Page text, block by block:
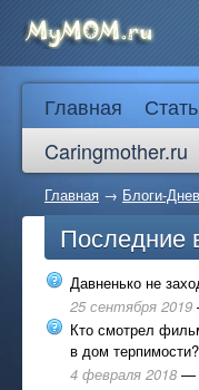
Главная
Caringmother.ru
Главная → Блоги-
Последние
Давненько не
25 сентября 2019
Кто смотрел
в дом
4 февраля 2018 —